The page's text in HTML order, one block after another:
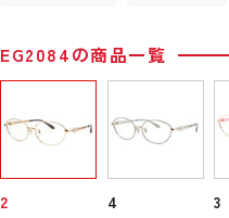
EG2084の商品一覧
2 4 3